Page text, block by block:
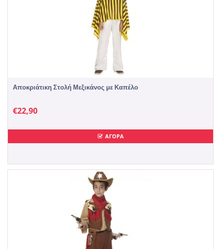
Αποκριάτικη Στολή Μεξικάνος με Καπέλο
€22,90
ΑΓΟΡΑ